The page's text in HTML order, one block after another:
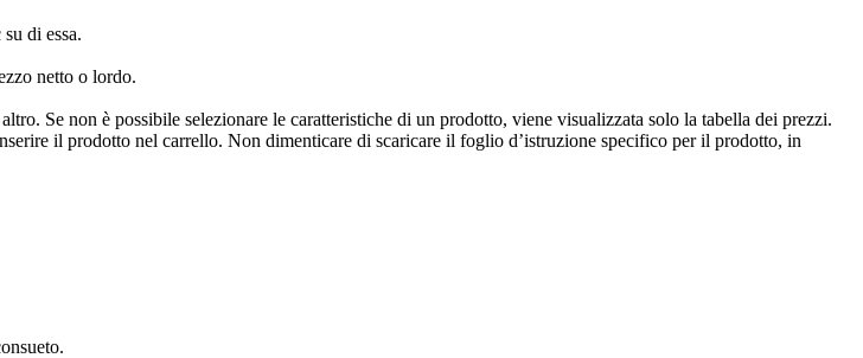
di essa.
netto o lordo.
Se non è possibile selezionare le caratteristiche di un prodotto, viene visualizzata solo la tabella dei prezzi.
il prodotto nel carrello. Non dimenticare di scaricare il foglio d’istruzione specifico per il prodotto, in